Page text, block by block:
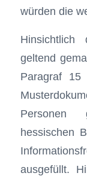
würden die
Hinsichtlich
geltend
Paragraf
Personen
hessischen
ausgefüllt.